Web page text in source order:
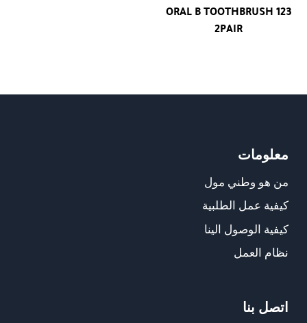
ORAL B TOOTHBRUSH 123
2PAIR
معلومات
من هو وطني مول
كيفية عمل الطلبية
كيفية الوصول الينا
نظام العمل
اتصل بنا